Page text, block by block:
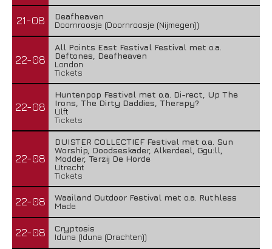
21-08
Deafheaven
Doornroosje (Doornroosje (Nijmegen))
22-08
All Points East Festival Festival met o.a.
Deftones, Deafheaven
London
Tickets
22-08
Huntenpop Festival met o.a. Di-rect, Up The
Irons, The Dirty Daddies, Therapy?
Ulft
Tickets
22-08
DUISTER COLLECTIEF Festival met o.a. Sun
Worship, Doodseskader, Alkerdeel, Ggu:ll,
Modder, Terzij De Horde
Utrecht
Tickets
22-08
Waailand Outdoor Festival met o.a. Ruthless
Made
22-08
Cryptosis
Iduna (Iduna (Drachten))